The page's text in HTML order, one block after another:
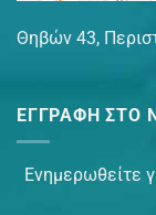
Θηβών 43,
ΕΓΓΡΑΦΉ ΣΤΟ
Ενημερωθείτε